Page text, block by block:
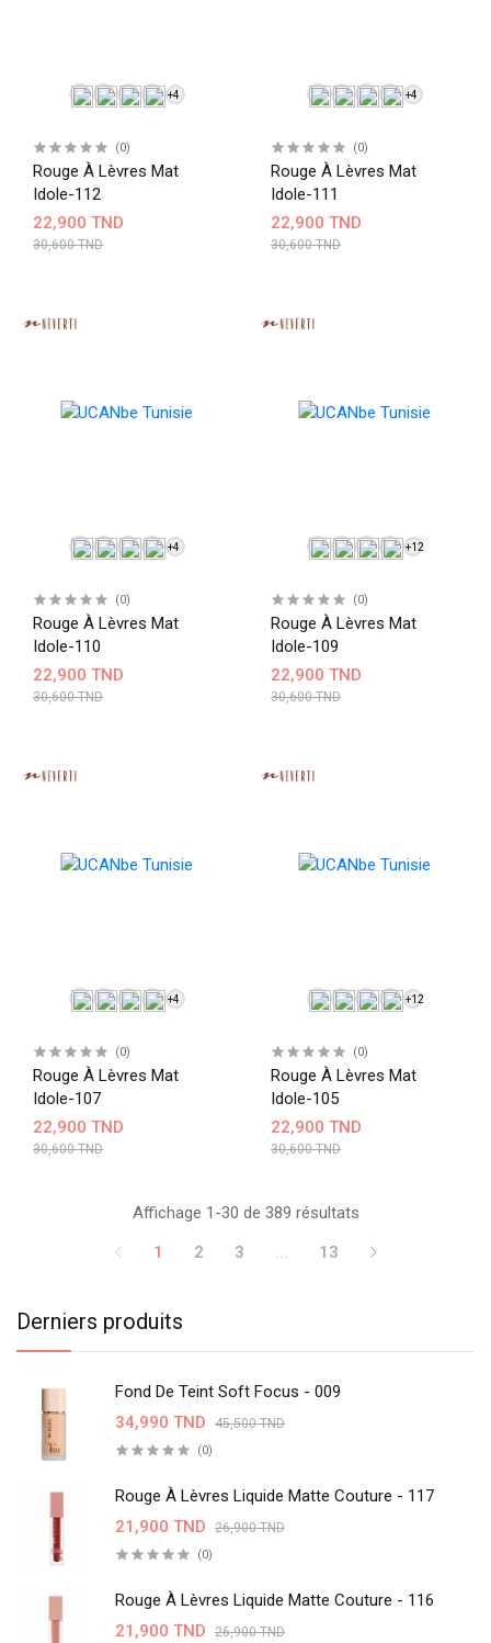
Derniers produits
Fond De Teint Soft Focus - 009
34,990 TND
45,500 TND
(0)
Rouge À Lèvres Liquide Matte Couture - 117
21,900 TND
26,900 TND
(0)
Rouge À Lèvres Liquide Matte Couture - 116
21,900 TND
26,900 TND
+4
(0)
Rouge À Lèvres Mat
Idole-112
22,900 TND
30,600 TND
+4
(0)
Rouge À Lèvres Mat
Idole-111
22,900 TND
30,600 TND
+4
(0)
Rouge À Lèvres Mat
Idole-110
22,900 TND
30,600 TND
+12
(0)
Rouge À Lèvres Mat
Idole-109
22,900 TND
30,600 TND
+4
(0)
Rouge À Lèvres Mat
Idole-107
22,900 TND
30,600 TND
+12
(0)
Rouge À Lèvres Mat
Idole-105
22,900 TND
30,600 TND
Affichage 1-30 de 389 résultats
1
2 3 ... 13